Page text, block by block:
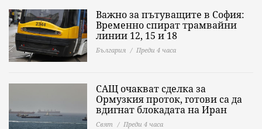
Важно за пътуващите в София:
Временно спират трамвайни
линии 12, 15 и 18
България Преди 4 часа
САЩ очакват сделка за
Ормузкия проток, готови са да
вдигнат блокадата на Иран
Свят Преди 4 часа